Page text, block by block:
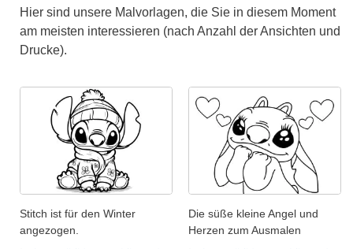
Hier sind unsere Malvorlagen, die Sie in diesem Moment
am meisten interessieren (nach Anzahl der Ansichten und
Drucke).
Stitch ist für den Winter
angezogen.
Die süße kleine Angel und
Herzen zum Ausmalen